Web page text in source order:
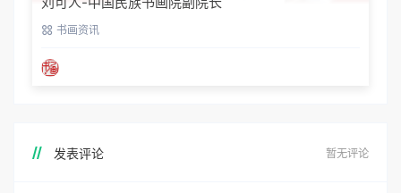
书画资讯
发表评论 暂无评论